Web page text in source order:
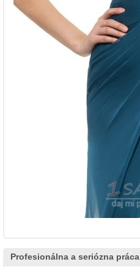
Profesionálna a seriózna práca